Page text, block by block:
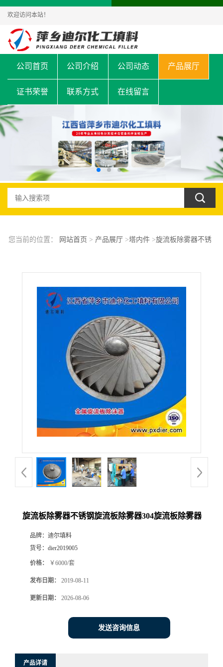
欢迎访问本站！
公司首页 公司介绍 公司动态 产品展厅
证书荣誉 联系方式 在线留言
您当前的位置： 网站首页 > 产品展厅>塔内件>旋流板除雾器不锈
旋流板除雾器不锈钢旋流板除雾器304旋流板除雾器
品牌： 迪尔填料
货号： dier2019005
价格： ￥6000/套
发布日期： 2019-08-11
更新日期： 2026-08-06
发送咨询信息
产品详请